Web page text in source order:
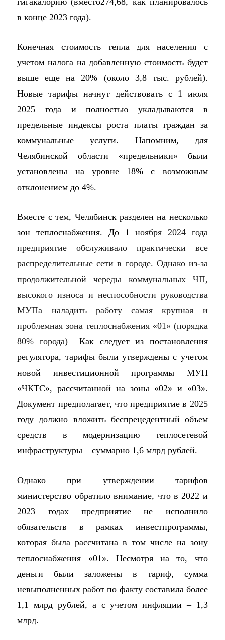
в конце 2023 года).
Конечная стоимость тепла для населения с
учетом налога на добавленную стоимость будет
выше еще на 20% (около 3,8 тыс. рублей).
Новые тарифы начнут действовать с 1 июля
2025 года и полностью укладываются в
предельные индексы роста платы граждан за
коммунальные услуги. Напомним, для
Челябинской области «предельники» были
установлены на уровне 18% с возможным
отклонением до 4%.
Вместе с тем, Челябинск разделен на несколько
зон теплоснабжения. До 1ноября 2024 года
предприятие обслуживало практически все
распределительные сети в городе. Однако из-за
продолжительной череды коммунальных ЧП,
высокого износа и неспособности руководства
МУПа наладить работу самая крупная и
проблемная зона теплоснабжения «01» (порядка
80% города)
Как следует из постановления
регулятора, тарифы были утверждены с учетом
новой инвестиционной программы МУП
«ЧКТС», рассчитанной на зоны «02» и «03».
Документ предполагает, что предприятие в 2025
году должно вложить беспрецедентный объем
средств в модернизацию теплосетевой
инфраструктуры – суммарно 1,6 млрд рублей.
Однако при утверждении тарифов
министерство обратило внимание, что в 2022 и
2023 годах предприятие не исполнило
обязательств в рамках инвестпрограммы,
которая была рассчитана в том числе на зону
теплоснабжения «01». Несмотря на то, что
деньги были заложены в тариф, сумма
невыполненных работ по факту составила более
1,1 млрд рублей, а с учетом инфляции – 1,3
млрд.